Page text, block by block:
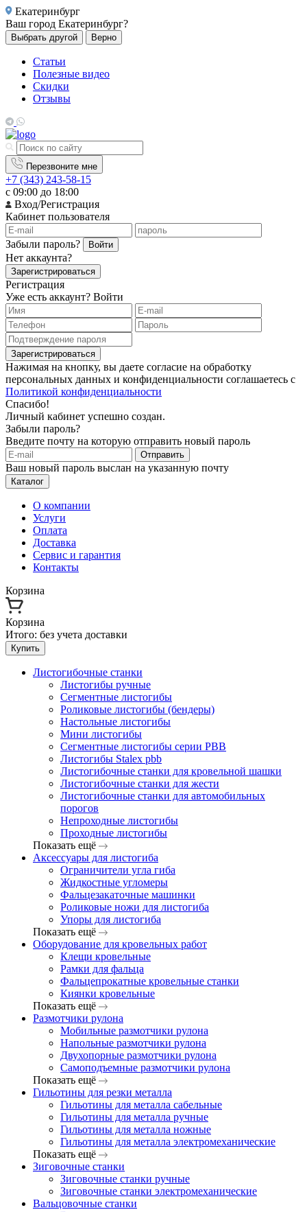
Екатеринбург
Ваш город Екатеринбург?
Выбрать другой Верно
Статьи
Полезные видео
Скидки
Отзывы
Перезвоните мне
+7 (343) 243-58-15
с 09:00 до 18:00
Вход/Регистрация
Кабинет пользователя
Забыли пароль? Войти
Нет аккаунта?
Зарегистрироваться
Регистрация
Уже есть аккаунт? Войти
Зарегистрироваться
Нажимая на кнопку, вы даете согласие на обработку
персональных данных и конфиденциальности соглашаетесь с
Политикой конфиденциальности
Спасибо!
Личный кабинет успешно создан.
Забыли пароль?
Введите почту на которую отправить новый пароль
Отправить
Ваш новый пароль выслан на указанную почту
Каталог
О компании
Услуги
Оплата
Доставка
Сервис и гарантия
Контакты
Корзина
Корзина
Итого: без учета доставки
Купить
Листогибочные станки
Листогибы ручные
Сегментные листогибы
Роликовые листогибы (бендеры)
Настольные листогибы
Мини листогибы
Сегментные листогибы серии PBB
Листогибы Stalex pbb
Листогибочные станки для кровельной шашки
Листогибочные станки для жести
Листогибочные станки для автомобильных
порогов
Непроходные листогибы
Проходные листогибы
Показать ещё
Аксессуары для листогиба
Ограничители угла гиба
Жидкостные угломеры
Фальцезакаточные машинки
Роликовые ножи для листогиба
Упоры для листогиба
Показать ещё
Оборудование для кровельных работ
Клещи кровельные
Рамки для фальца
Фальцепрокатные кровельные станки
Киянки кровельные
Показать ещё
Размотчики рулона
Мобильные размотчики рулона
Напольные размотчики рулона
Двухопорные размотчики рулона
Самоподъемные размотчики рулона
Показать ещё
Гильотины для резки металла
Гильотины для металла сабельные
Гильотины для металла ручные
Гильотины для металла ножные
Гильотины для металла электромеханические
Показать ещё
Зиговочные станки
Зиговочные станки ручные
Зиговочные станки электромеханические
Вальцовочные станки